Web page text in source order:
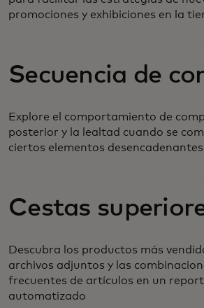
promociones y exhibiciones en la
Secuencia de
Explore el comportamiento de
posterior y la lealtad cuando se
ciertos elementos
Cestas
Descubra los productos más
archivos adjuntos y las
frecuentes de artículos en un
automatizado